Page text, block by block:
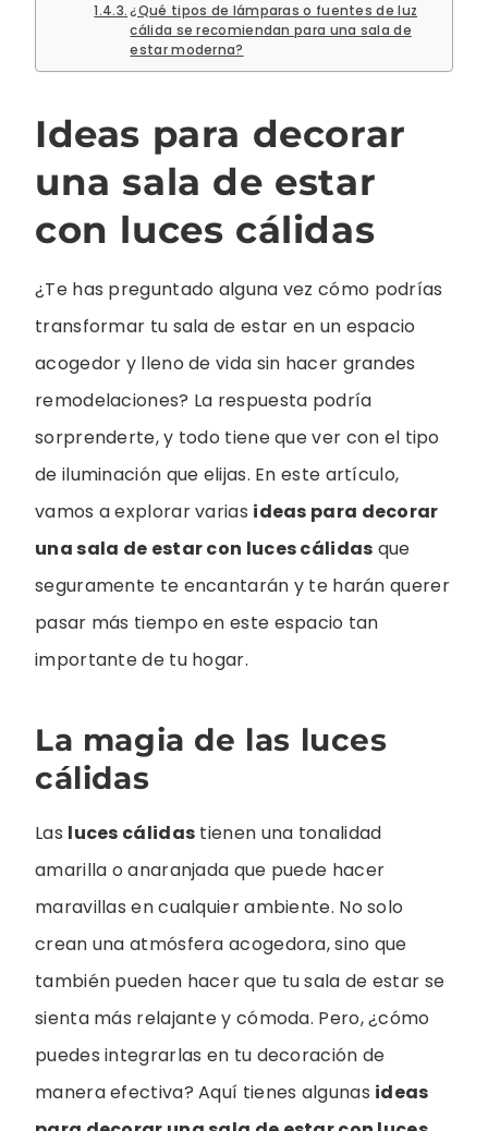
¿Qué tipos de lámparas o fuentes de luz
cálida se recomiendan para una sala de
estar moderna?
Ideas para decorar
una sala de estar
con luces cálidas
¿Te has preguntado alguna vez cómo podrías
transformar tu sala de estar en un espacio
acogedor y lleno de vida sin hacer grandes
remodelaciones? La respuesta podría
sorprenderte, y todo tiene que ver con el tipo
de iluminación que elijas. En este artículo,
vamos a explorar varias ideas para decorar
una sala de estar con luces cálidas que
seguramente te encantarán y te harán querer
pasar más tiempo en este espacio tan
importante de tu hogar.
La magia de las luces
cálidas
Las luces cálidas tienen una tonalidad
amarilla o anaranjada que puede hacer
maravillas en cualquier ambiente. No solo
crean una atmósfera acogedora, sino que
también pueden hacer que tu sala de estar se
sienta más relajante y cómoda. Pero, ¿cómo
puedes integrarlas en tu decoración de
manera efectiva? Aquí tienes algunas ideas